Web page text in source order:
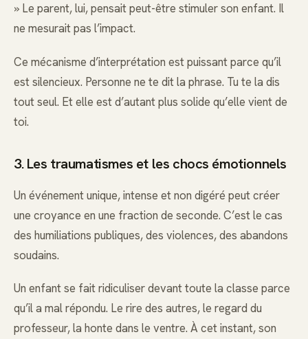
» Le parent, lui, pensait peut-être stimuler son enfant. Il
ne mesurait pas l’impact.
Ce mécanisme d’interprétation est puissant parce qu’il
est silencieux. Personne ne te dit la phrase. Tu te la dis
tout seul. Et elle est d’autant plus solide qu’elle vient de
toi.
3. Les traumatismes et les chocs émotionnels
Un événement unique, intense et non digéré peut créer
une croyance en une fraction de seconde. C’est le cas
des humiliations publiques, des violences, des abandons
soudains.
Un enfant se fait ridiculiser devant toute la classe parce
qu’il a mal répondu. Le rire des autres, le regard du
professeur, la honte dans le ventre. À cet instant, son